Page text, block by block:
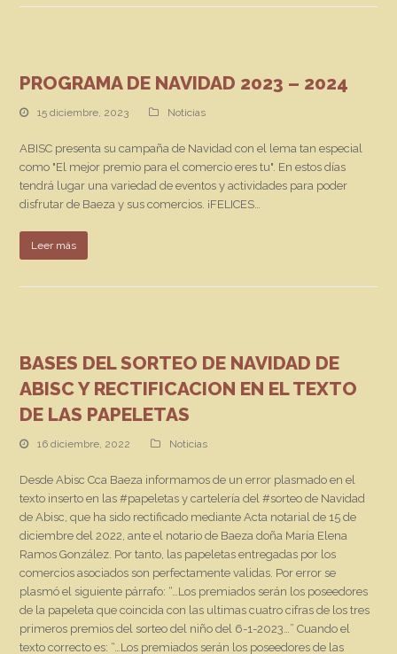
PROGRAMA DE NAVIDAD 2023 – 2024
15 diciembre, 2023 Noticias
ABISC presenta su campaña de Navidad con el lema tan especial
como "El mejor premio para el comercio eres tu". En estos días
tendrá lugar una variedad de eventos y actividades para poder
disfrutar de Baeza y sus comercios. ¡FELICES…
Leer más
BASES DEL SORTEO DE NAVIDAD DE
ABISC Y RECTIFICACION EN EL TEXTO
DE LAS PAPELETAS
16 diciembre, 2022 Noticias
Desde Abisc Cca Baeza informamos de un error plasmado en el
texto inserto en las #papeletas y cartelería del #sorteo de Navidad
de Abisc, que ha sido rectificado mediante Acta notarial de 15 de
diciembre del 2022, ante el notario de Baeza doña María Elena
Ramos González. Por tanto, las papeletas entregadas por los
comercios asociados son perfectamente validas. Por error se
plasmó el siguiente párrafo: “…Los premiados serán los poseedores
de la papeleta que coincida con las ultimas cuatro cifras de los tres
primeros premios del sorteo del niño del 6-1-2023…” Cuando el
texto correcto es: “…Los premiados serán los poseedores de las